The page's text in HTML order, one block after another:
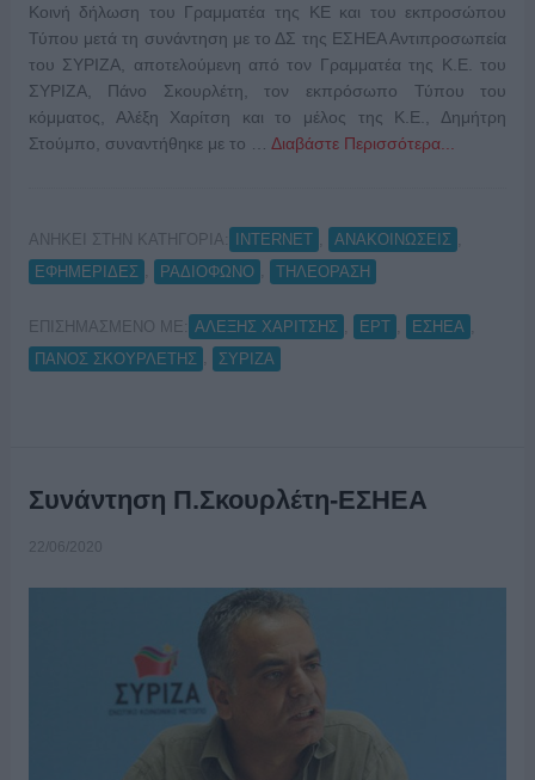
Κοινή δήλωση του Γραμματέα της ΚΕ και του εκπροσώπου
Τύπου μετά τη συνάντηση με το ΔΣ της ΕΣΗΕΑ Αντιπροσωπεία
του ΣΥΡΙΖΑ, αποτελούμενη από τον Γραμματέα της Κ.Ε. του
ΣΥΡΙΖΑ, Πάνο Σκουρλέτη, τον εκπρόσωπο Τύπου του
κόμματος, Αλέξη Χαρίτση και το μέλος της Κ.Ε., Δημήτρη
Στούμπο, συναντήθηκε με το … Διαβάστε Περισσότερα...
ΑΝΗΚΕΙ ΣΤΗΝ ΚΑΤΗΓΟΡΙΑ: INTERNET ΑΝΑΚΟΙΝΩΣΕΙΣ
ΕΦΗΜΕΡΙΔΕΣ
ΡΑΔΙΟΦΩΝΟ ΤΗΛΕΟΡΑΣΗ
ΕΠΙΣΗΜΑΣΜΕΝΟ ΜΕ: ΑΛΕΞΗΣ ΧΑΡΙΤΣΗΣ ΕΡΤ ΕΣΗΕΑ
ΠΑΝΟΣ ΣΚΟΥΡΛΕΤΗΣ
ΣΥΡΙΖΑ
Συνάντηση Π.Σκουρλέτη-ΕΣΗΕΑ
22/06/2020